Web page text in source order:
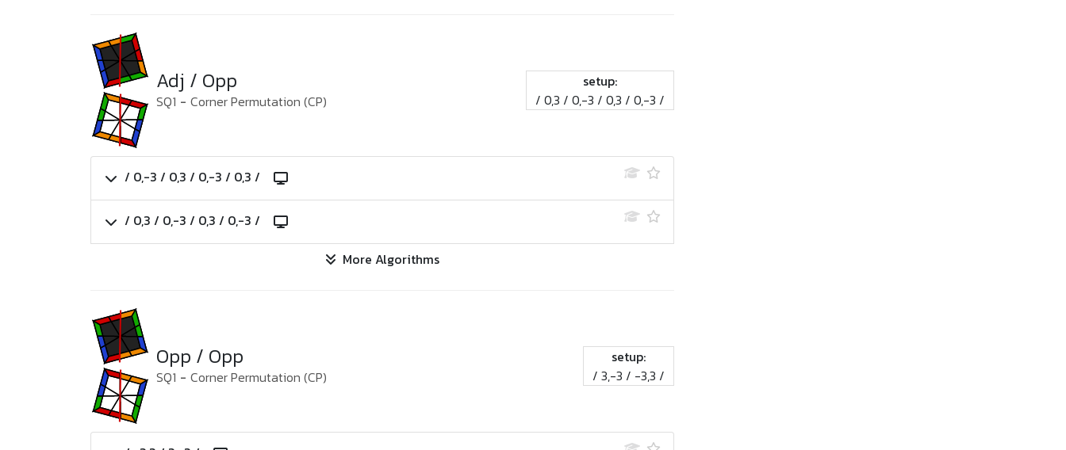
Adj / Opp
SQ1 - Corner Permutation (CP)
setup:
/ 0,3 / 0,-3 / 0,3 / 0,-3 /
/ 0,-3 / 0,3 / 0,-3 / 0,3 /
/ 0,3 / 0,-3 / 0,3 / 0,-3 /
More Algorithms
Opp / Opp
SQ1 - Corner Permutation (CP)
setup:
/ 3,-3 / -3,3 /